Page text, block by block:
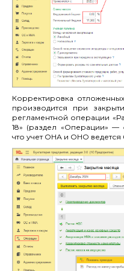
Корректировка
производится при
регламентной операции
18» (раздел «Операции» —
что учет ОНА и ОНО ведется